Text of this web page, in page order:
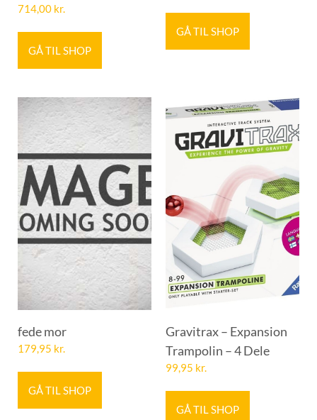
714,00 kr.
GÅ TIL SHOP
GÅ TIL SHOP
fede mor
179,95 kr.
GÅ TIL SHOP
Gravitrax – Expansion
Trampolin – 4 Dele
99,95 kr.
GÅ TIL SHOP